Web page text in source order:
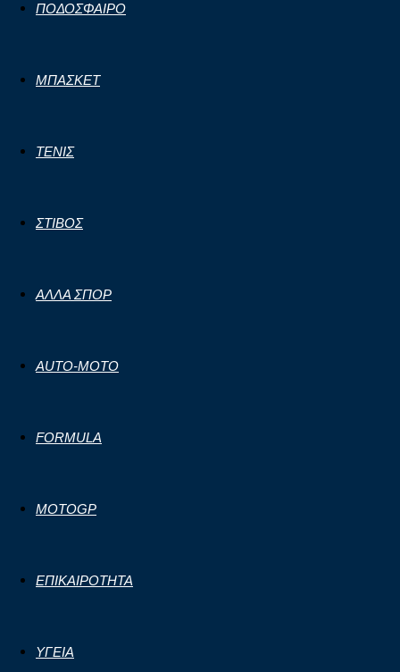
ΠΟΔΟΣΦΑΙΡΟ
ΜΠΑΣΚΕΤ
ΤΕΝΙΣ
ΣΤΙΒΟΣ
ΑΛΛΑ ΣΠΟΡ
AUTO-MOTO
FORMULA
MOTOGP
ΕΠΙΚΑΙΡΟΤΗΤΑ
ΥΓΕΙΑ